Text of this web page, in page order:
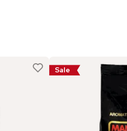
Sale